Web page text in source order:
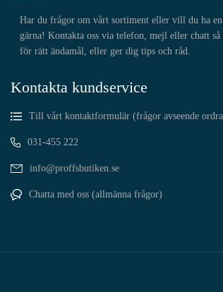
Har du frågor om vårt sortiment eller vill du ha
gärna! Kontakta oss via telefon, mejl eller chatt
för rätt ändamål, eller ger dig tips och råd.
Kontakta kundservice
Till vårt kontaktformulär (frågor avseende
031-455 222
info@proffsbutiken.se
Chatta med oss (allmänna frågor)